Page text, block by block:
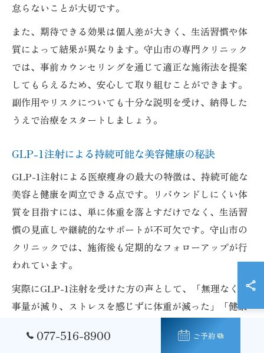
怠らないことが大切です。
また、期待できる効果は個人差が大きく、生活習慣や体
質によって結果が異なります。守山市の専門クリニック
では、事前カウンセリングを通じて適正な施術法を提案
してもらえるため、安心して取り組むことができます。
副作用やリスクについても十分な説明を受け、納得した
うえで治療をスタートしましょう。
GLP-1注射による持続可能な美容健康の秘訣
GLP-1注射による医療痩身の最大の特徴は、持続可能な
美容と健康を両立できる点です。リバウンドしにくい体
質を目指すには、単に体重を落とすだけでなく、生活習
慣の見直しや継続的なサポートが不可欠です。守山市の
クリニックでは、施術後も定期的なフォローアップが行
われています。
実際にGLP-1注射を受けた方の声として、「無理なく食
事量が減り、ストレスを感じずに体重が減った」「健康
ます。こうした成功例は、医療機関でのきめ細かなサポ
077-516-8900 ご予約